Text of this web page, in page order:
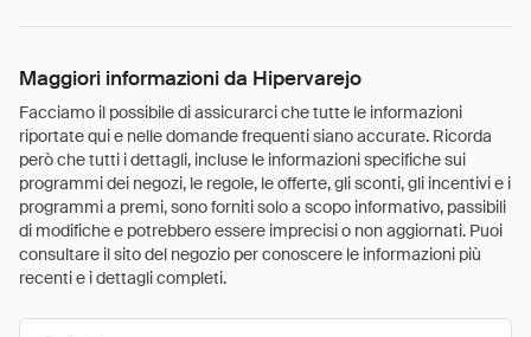
Maggiori informazioni da Hipervarejo
Facciamo il possibile di assicurarci che tutte le informazioni
riportate qui e nelle domande frequenti siano accurate. Ricorda
però che tutti i dettagli, incluse le informazioni specifiche sui
programmi dei negozi, le regole, le offerte, gli sconti, gli incentivi e i
programmi a premi, sono forniti solo a scopo informativo, passibili
di modifiche e potrebbero essere imprecisi o non aggiornati. Puoi
consultare il sito del negozio per conoscere le informazioni più
recenti e i dettagli completi.